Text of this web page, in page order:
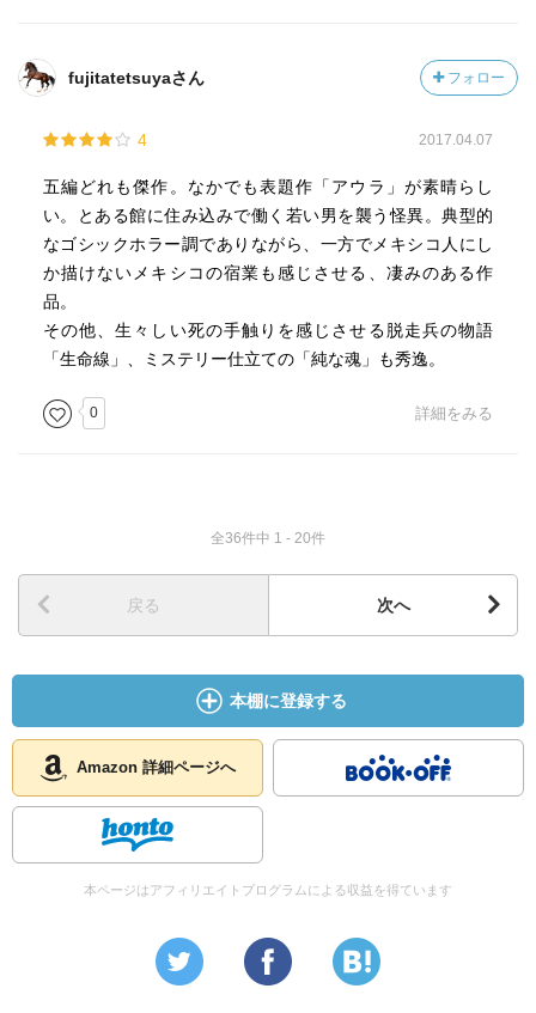
fujitatetsuyaさん フォロー
4 2017.04.07
五編どれも傑作。なかでも表題作「アウラ」が素晴らし
い。とある館に住み込みで働く若い男を襲う怪異。典型的
なゴシックホラー調でありながら、一方でメキシコ人にし
か描けないメキシコの宿業も感じさせる、凄みのある作
品。
その他、生々しい死の手触りを感じさせる脱走兵の物語
「生命線」、ミステリー仕立ての「純な魂」も秀逸。
0 詳細をみる
全36件中 1 - 20件
戻る 次へ
本棚に登録する
Amazon 詳細ページへ
本ページはアフィリエイトプログラムによる収益を得ています